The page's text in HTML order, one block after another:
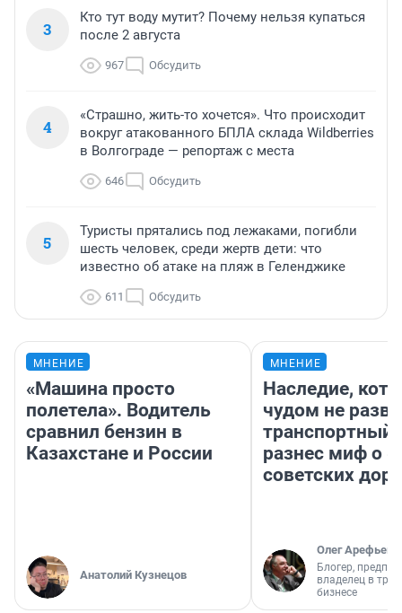
3
Кто тут воду мутит? Почему нельзя купаться
после 2 августа
967 Обсудить
4
«Страшно, жить-то хочется». Что происходит
вокруг атакованного БПЛА склада Wildberries
в Волгограде — репортаж с места
646 Обсудить
5
Туристы прятались под лежаками, погибли
шесть человек, среди жертв дети: что
известно об атаке на пляж в Геленджике
611 Обсудить
МНЕНИЕ
«Машина просто
полетела». Водитель
сравнил бензин в
Казахстане и России
Анатолий Кузнецов
МНЕНИЕ
Наследие,
чудом не
транспортный
разнес миф о
советских
Олег Арефьев
Блогер,
владелец в
бизнесе